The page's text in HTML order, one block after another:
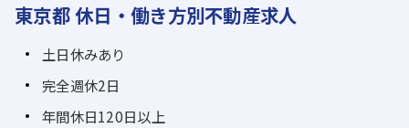
東京都 休日・働き方別不動産求人
土日休みあり
完全週休2日
年間休日120日以上